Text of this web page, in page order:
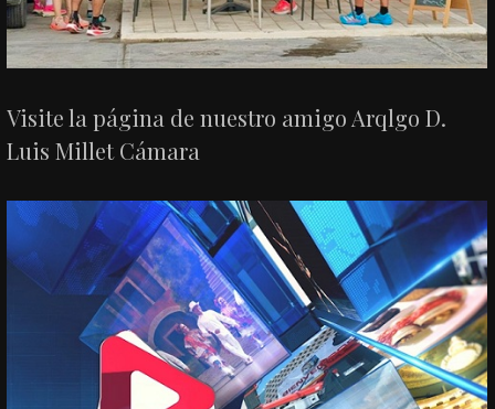
Visite la página de nuestro amigo Arqlgo D.
Luis Millet Cámara